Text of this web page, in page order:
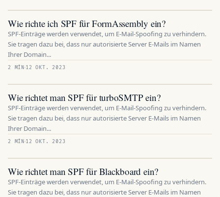
Wie richte ich SPF für FormAssembly ein?
SPF-Einträge werden verwendet, um E-Mail-Spoofing zu verhindern.
Sie tragen dazu bei, dass nur autorisierte Server E-Mails im Namen
Ihrer Domain...
2 MÍN 12 OKT. 2023
Wie richtet man SPF für turboSMTP ein?
SPF-Einträge werden verwendet, um E-Mail-Spoofing zu verhindern.
Sie tragen dazu bei, dass nur autorisierte Server E-Mails im Namen
Ihrer Domain...
2 MÍN 12 OKT. 2023
Wie richtet man SPF für Blackboard ein?
SPF-Einträge werden verwendet, um E-Mail-Spoofing zu verhindern.
Sie tragen dazu bei, dass nur autorisierte Server E-Mails im Namen